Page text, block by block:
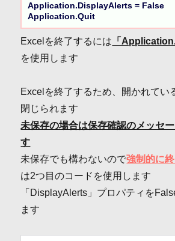
Application.DisplayAlerts = False
Application.Quit
Excelを終了するには 「
を使用します
Excelを終了するため、開かれてい
閉じられます
未保存の場合は保存確認のメッセ
す
未保存でも構わないので強制的に
は2つ目のコードを使用します
「DisplayAlerts」プロパティを
ます